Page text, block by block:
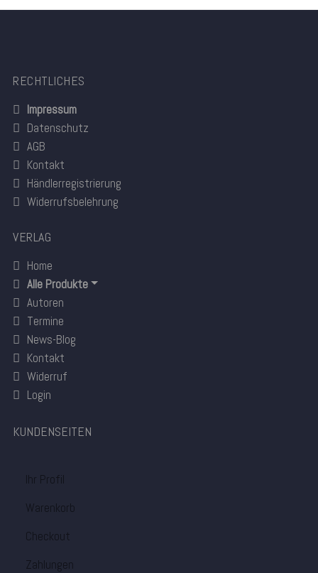
RECHTLICHES
Impressum
Datenschutz
AGB
Kontakt
Händlerregistrierung
Widerrufsbelehrung
VERLAG
Home
Alle Produkte
Autoren
Termine
News-Blog
Kontakt
Widerruf
Login
KUNDENSEITEN
Ihr Profil
Warenkorb
Checkout
Zahlungen